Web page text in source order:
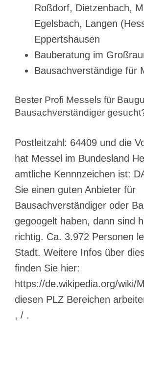
Roßdorf, Dietzenbach,
Egelsbach, Langen
Eppertshausen
Bauberatung im
Bausachverständige für
Bester Profi Messels für
Bausachverständiger
Postleitzahl: 64409 und die
hat Messel im Bundesland
amtliche Kennnzeichen ist:
Sie einen guten Anbieter für
Bausachverständiger oder
gegoogelt haben, dann sind
richtig. Ca. 3.972 Personen
Stadt. Weitere Infos über
finden Sie hier:
https://de.wikipedia.org/wiki/
diesen PLZ Bereichen
, / .